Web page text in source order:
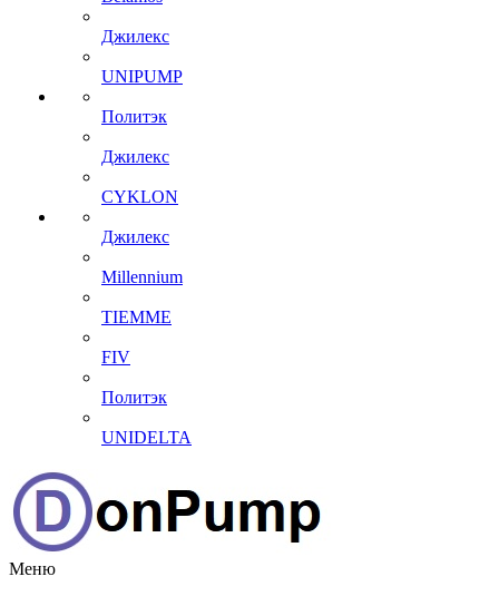
Джилекс
UNIPUMP
Политэк
Джилекс
CYKLON
Джилекс
Millennium
TIEMME
FIV
Политэк
UNIDELTA
Меню